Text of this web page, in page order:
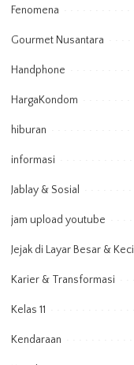
Fenomena
Gourmet Nusantara
Handphone
HargaKondom
hiburan
informasi
Jablay & Sosial
jam upload youtube
Jejak di Layar Besar & Kecil
Karier & Transformasi
Kelas 11
Kendaraan